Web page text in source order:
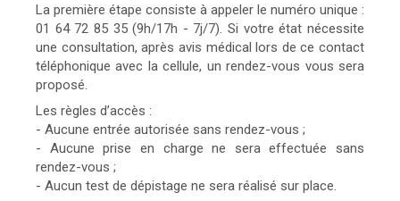
La première étape consiste à appeler le numéro unique :
01 64 72 85 35 (9h/17h - 7j/7). Si votre état nécessite
une consultation, après avis médical lors de ce contact
téléphonique avec la cellule, un rendez-vous vous sera
proposé.
Les règles d’accès :
- Aucune entrée autorisée sans rendez-vous ;
- Aucune prise en charge ne sera effectuée sans
rendez-vous ;
- Aucun test de dépistage ne sera réalisé sur place.